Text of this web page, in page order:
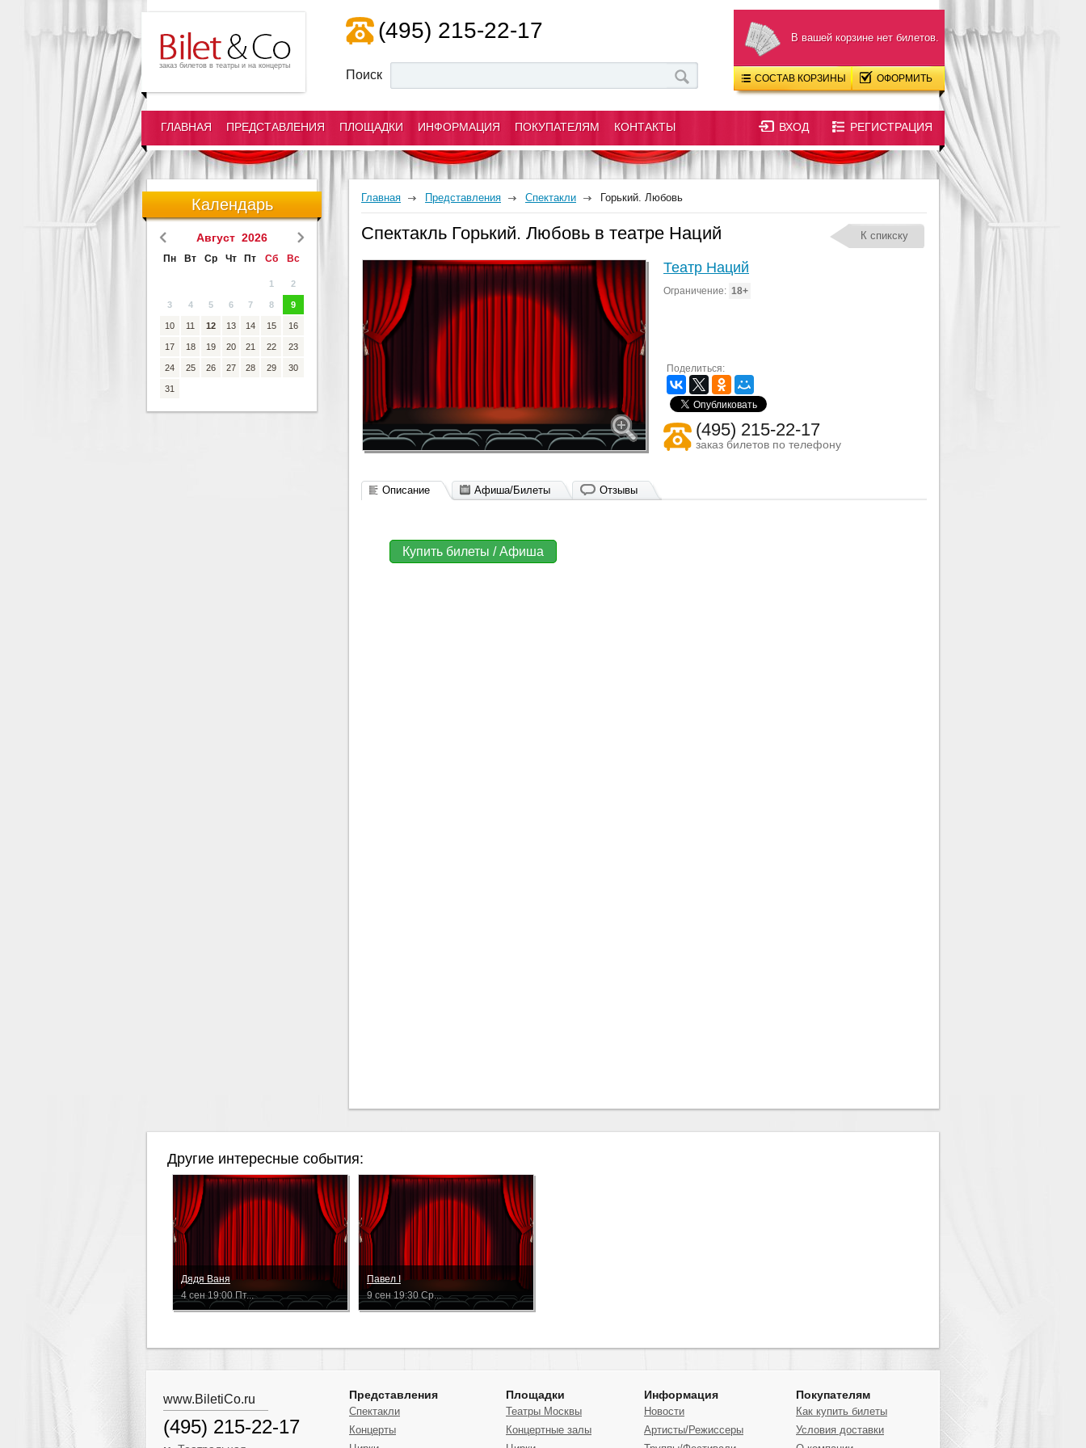
заказ билетов в театры и на концерты
(495) 215-22-17
Поиск
В вашей корзине нет билетов.
СОСТАВ КОРЗИНЫ ОФОРМИТЬ
ГЛАВНАЯ ПРЕДСТАВЛЕНИЯ ПЛОЩАДКИ ИНФОРМАЦИЯ ПОКУПАТЕЛЯМ КОНТАКТЫ ВХОД РЕГИСТРАЦИЯ
Календарь
Август 2026
Пн Вт Ср Чт Пт Сб Вс
1 2
3 4 5 6 7 8 9
10 11 12 13 14 15 16
17 18 19 20 21 22 23
24 25 26 27 28 29 30
31
Главная Представления Спектакли Горький. Любовь
Спектакль Горький. Любовь в театре Наций К спикску
Театр Наций
Ограничение: 18+
Поделиться:
(495) 215-22-17
заказ билетов по телефону
Описание Афиша/Билеты Отзывы
Купить билеты / Афиша
Другие интересные события:
Дядя Ваня
4 сен 19:00 Пт...
Павел I
9 сен 19:30 Ср...
www.BiletiCo.ru
(495) 215-22-17
Представления
Спектакли
Концерты
Площадки
Театры Москвы
Концертные залы
Информация
Новости
Артисты/Режиссеры
Покупателям
Как купить билеты
Условия доставки